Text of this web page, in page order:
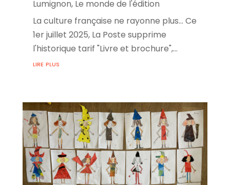
Lumignon, Le monde de l'édition
La culture française ne rayonne plus... Ce
1er juillet 2025, La Poste supprime
l'historique tarif "Livre et brochure",...
lire plus